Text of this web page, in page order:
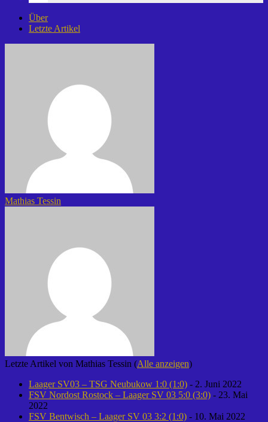
Über
Letzte Artikel
Mathias Tessin
Letzte Artikel von Mathias Tessin (Alle anzeigen)
Laager SV03 – TSG Neubukow 1:0 (1:0) - 2. Juni 2022
FSV Nordost Rostock – Laager SV 03 5:0 (3:0) - 23. Mai
2022
FSV Bentwisch – Laager SV 03 3:2 (1:0) - 10. Mai 2022